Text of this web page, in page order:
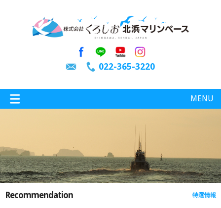
022-365-3220
MENU
特選情報 釣り情報
Recommendation 特選情報